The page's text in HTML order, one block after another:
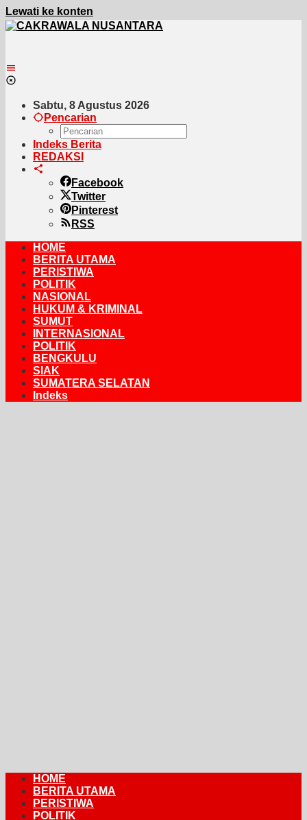
Lewati ke konten
Sabtu, 8 Agustus 2026
Pencarian
Indeks Berita
REDAKSI
Facebook
Twitter
Pinterest
RSS
HOME
BERITA UTAMA
PERISTIWA
POLITIK
NASIONAL
HUKUM & KRIMINAL
SUMUT
INTERNASIONAL
POLITIK
BENGKULU
SIAK
SUMATERA SELATAN
Indeks
HOME
BERITA UTAMA
PERISTIWA
POLITIK